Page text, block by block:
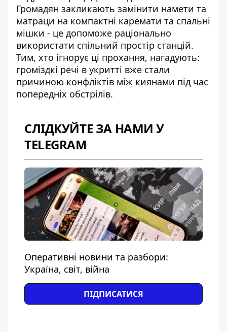
Громадян закликають замінити намети та
матраци на компактні каремати та спальні
мішки - це допоможе раціонально
використати спільний простір станцій.
Тим, хто ігнорує ці прохання, нагадують:
громіздкі речі в укритті вже стали
причиною конфліктів між киянами під час
попередніх обстрілів.
СЛІДКУЙТЕ ЗА НАМИ У
TELEGRAM
Оперативні новини та разбори:
Україна, світ, війна
ПІДПИСАТИСЯ